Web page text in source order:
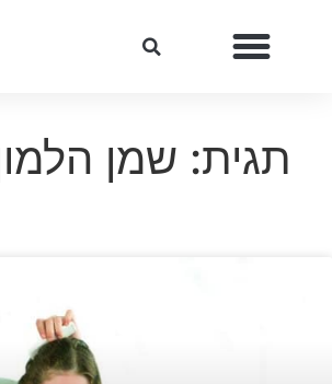
תגית: שמן